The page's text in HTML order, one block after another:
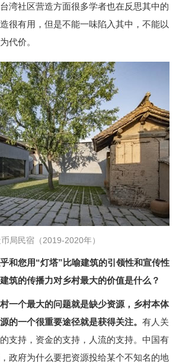
湾社区营造方面很多学者也在反思其中的
很有用，但是不能一味陷入其中，不能以
代价。
局民宿（2019-2020年）
和您用“灯塔”比喻建筑的引领性和宣传性
筑的传播力对乡村最大的价值是什么？
一个最大的问题就是缺少资源，乡村本体
的一个很重要途径就是获得关注。有人关
支持，资金的支持，人流的支持。中国有
政府为什么要把资源投给某个不知名的地